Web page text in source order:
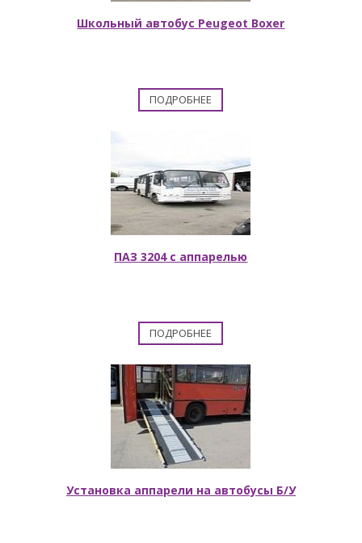
Школьный автобус Peugeot Boxer
ПОДРОБНЕЕ
ПАЗ 3204 с аппарелью
ПОДРОБНЕЕ
Установка аппарели на автобусы Б/У